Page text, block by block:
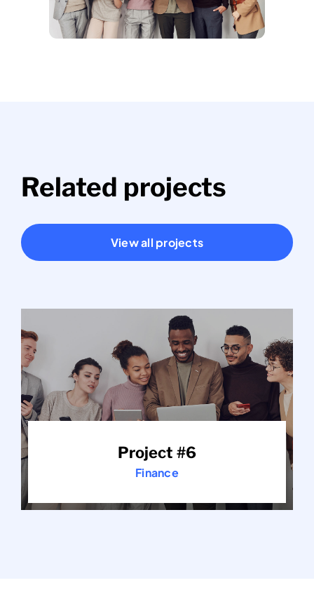
Related projects
View all projects
Project #6
Finance